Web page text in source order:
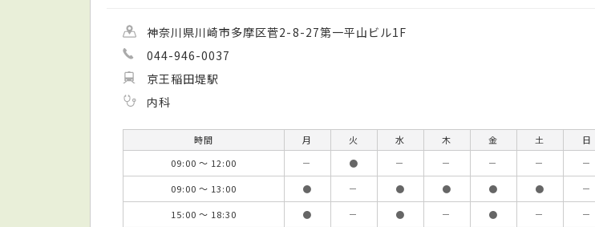
神奈川県川崎市多摩区菅2-8-27第一平山ビル1F
044-946-0037
京王稲田堤駅
内科
時間 月 火 水 木 金 土 日
09:00 ～ 12:00
－ ● － － － － －
09:00 ～ 13:00
● － ● ● ● ● －
15:00 ～ 18:30
● － ● － ● － －